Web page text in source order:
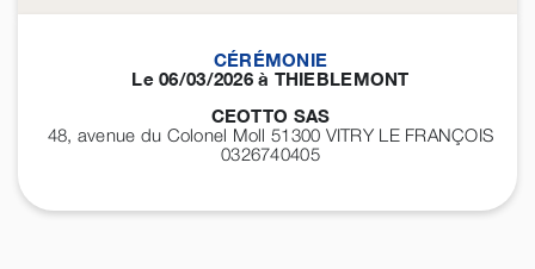
CÉRÉMONIE
Le 06/03/2026 à THIEBLEMONT
CEOTTO SAS
48, avenue du Colonel Moll 51300 VITRY LE FRANÇOIS
0326740405